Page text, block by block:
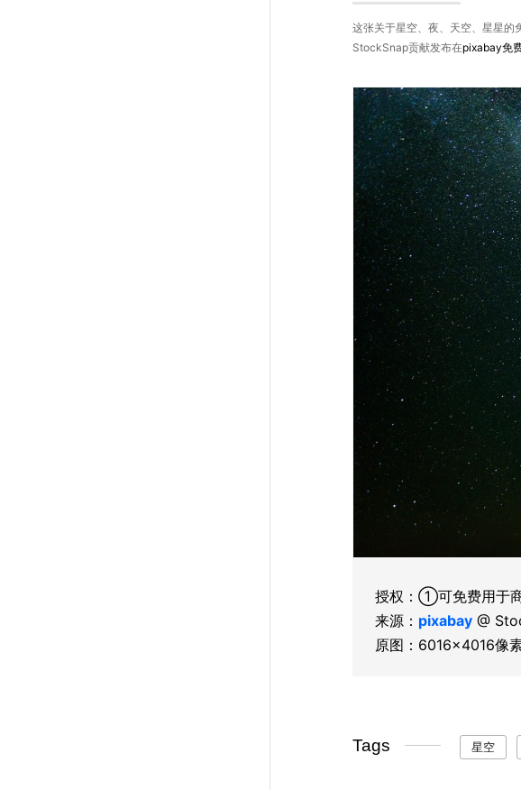
这张关于星空、夜、天空、星星
StockSnap贡献发布在pixabay免
授权：①可免费用于
来源： pixabay@
原图：6016×4016像
Tags 星空